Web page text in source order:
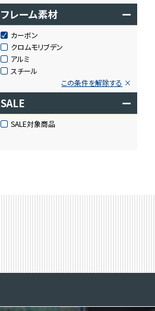
フレーム素材 ー
カーボン
クロムモリブデン
アルミ
スチール
この条件を解除する
SALE ー
SALE対象商品